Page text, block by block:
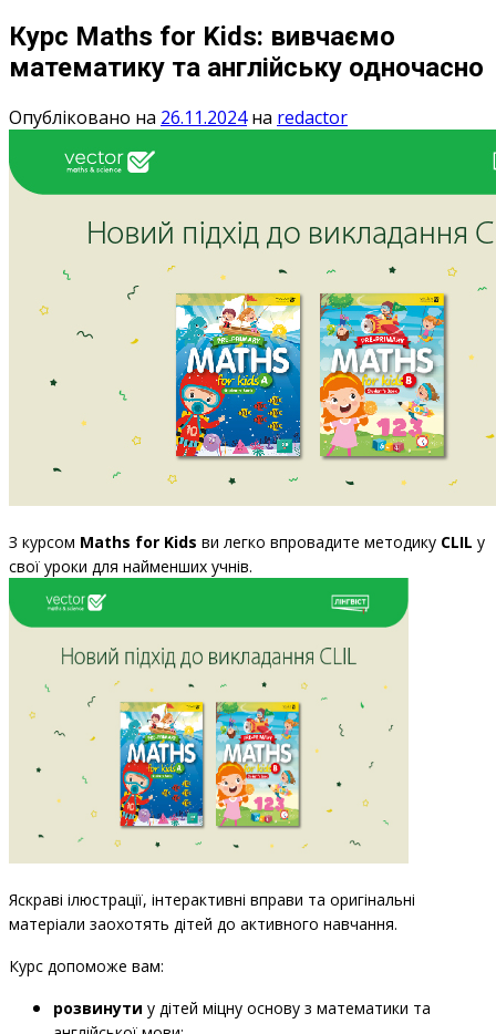
Курс Maths for Kids: вивчаємо
математику та англійську одночасно
Опубліковано на 26.11.2024на redactor
З курсом Maths for Kids ви легко впровадите методику CLIL у
свої уроки для найменших учнів.
Яскраві ілюстрації, інтерактивні вправи та оригінальні
матеріали заохотять дітей до активного навчання.
Курс допоможе вам:
розвинути у дітей міцну основу з математики та